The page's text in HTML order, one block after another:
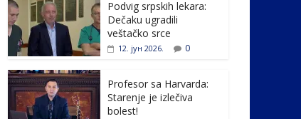
k
Podvig srpskih lekara:
Dečaku ugradili
veštačko srce
12. јун 2026. 0
Profesor sa Harvarda:
Starenje je izlečiva
bolest!